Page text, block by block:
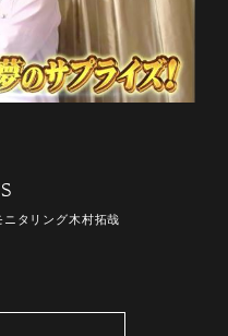
タリング木村拓哉